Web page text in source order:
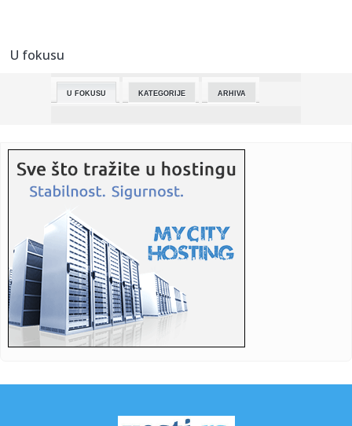
23:32:
23:26: Težak udes kod Lopara, poginuo vozač
23:26:Veliko istraživanje: Da li je bolje biti sam ili u vezi?
23:26:DR Kongo: Potvrđen 71 novi slučaj ebole za 24 sata
23:25:Mislio da je slomio prst, a otkrio da mu otkazuju bubrezi
(FOTO/V...
23:25:Bizarna prevara žene (37): Glumila djevojčicu od 12 godina,
U fokusu
U FOKUSU KATEGORIJE ARHIVA